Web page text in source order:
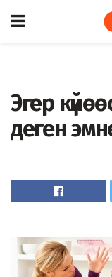
Эгер
деген